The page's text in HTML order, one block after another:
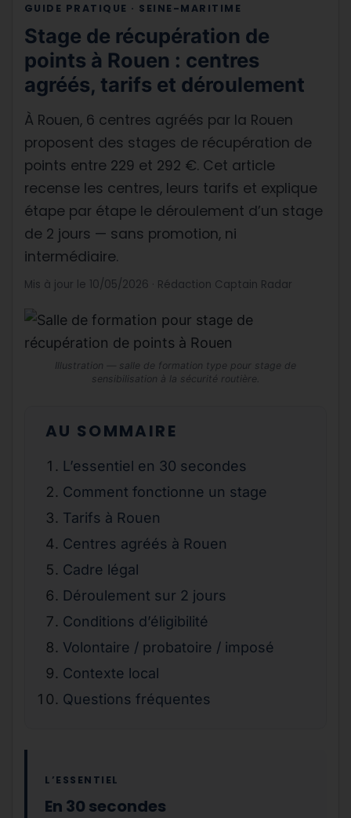
GUIDE PRATIQUE · SEINE-MARITIME
Stage de récupération de
points à Rouen : centres
agréés, tarifs et déroulement
À Rouen, 6 centres agréés par la Rouen
proposent des stages de récupération de
points entre 229 et 292 €. Cet article
recense les centres, leurs tarifs et explique
étape par étape le déroulement d’un stage
de 2 jours — sans promotion, ni
intermédiaire.
Mis à jour le 10/05/2026 · Rédaction Captain Radar
Illustration — salle de formation type pour stage de
sensibilisation à la sécurité routière.
AU SOMMAIRE
L’essentiel en 30 secondes
Comment fonctionne un stage
Tarifs à Rouen
Centres agréés à Rouen
Cadre légal
Déroulement sur 2 jours
Conditions d’éligibilité
Volontaire / probatoire / imposé
Contexte local
Questions fréquentes
L’ESSENTIEL
En 30 secondes